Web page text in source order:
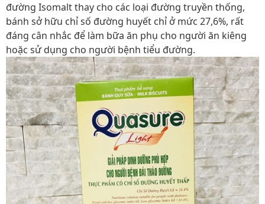
đường Isomalt thay cho các loại đường truyền thống,
bánh sở hữu chỉ số đường huyết chỉ ở mức 27,6%, rất
đáng cân nhắc để làm bữa ăn phụ cho người ăn kiêng
hoặc sử dụng cho người bệnh tiểu đường.